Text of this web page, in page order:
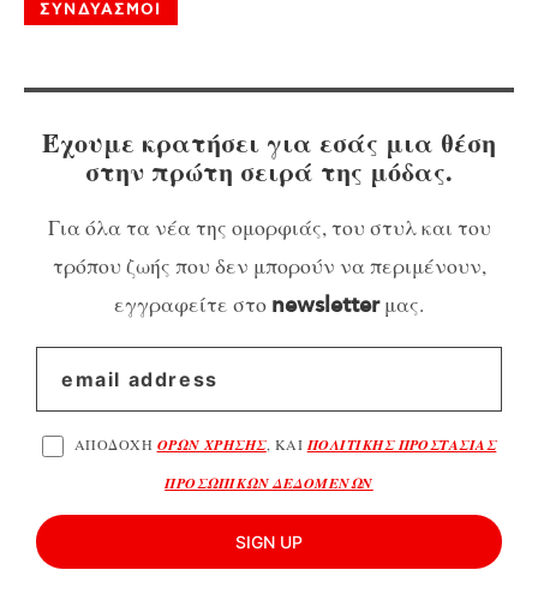
ΣΥΝΔΥΑΣΜΟΙ
Έχουμε κρατήσει για εσάς μια θέση
στην πρώτη σειρά της μόδας.
Για όλα τα νέα της ομορφιάς, του στυλ και του
τρόπου ζωής που δεν μπορούν να περιμένουν,
εγγραφείτε στο newsletterμας.
ΑΠΟΔΟΧΗ ΟΡΩΝ ΧΡΗΣΗΣ, ΚΑΙ ΠΟΛΙΤΙΚΗΣ ΠΡΟΣΤΑΣΙΑΣ
ΠΡΟΣΩΠΙΚΩΝ ΔΕΔΟΜΕΝΩΝ
SIGN UP